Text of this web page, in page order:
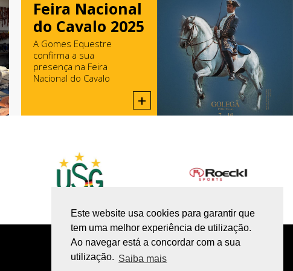
Este website usa cookies para garantir que
tem uma melhor experiência de utilização.
Ao navegar está a concordar com a sua
utilização. Saiba mais
Feira Nacional
do Cavalo 2025
A Gomes Equestre
confirma a sua
presença na Feira
Nacional do Cavalo
+